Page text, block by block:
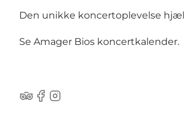
Den unikke koncertoplevelse
Se Amager Bios koncertkalender.
Tripadvisor
Facebook
Instagram